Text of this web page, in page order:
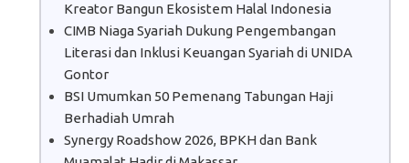
Kreator Bangun Ekosistem Halal Indonesia
CIMB Niaga Syariah Dukung Pengembangan
Literasi dan Inklusi Keuangan Syariah di UNIDA
Gontor
BSI Umumkan 50 Pemenang Tabungan Haji
Berhadiah Umrah
Synergy Roadshow 2026, BPKH dan Bank